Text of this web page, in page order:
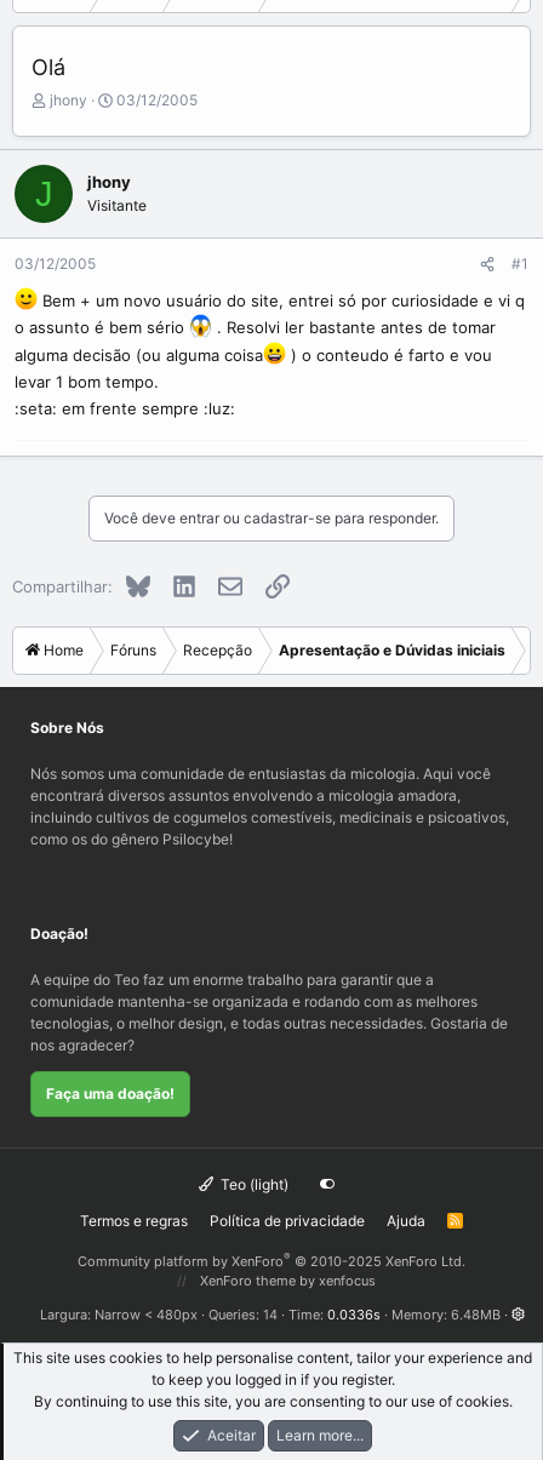
Olá
C
i
a
d
o
o
t
p
i
c
o
jhony
D
t
d
e
c
o
03/12/2005
J jhony
Visitante
03/12/2005 #1
Bem + um novo usuário do site, entrei só por curiosidade e vi q
o assunto é bem sério
. Resolvi ler bastante antes de tomar
alguma decisão (ou alguma coisa
) o conteudo é farto e vou
levar 1 bom tempo.
:seta: em frente sempre :luz:
Você deve entrar ou cadastrar-se para responder.
Compartilhar: BlueskyLinkedInE-mailLink
Home Fóruns Recepção Apresentação e Dúvidas iniciais
Sobre Nós
Nós somos uma comunidade de entusiastas da micologia. Aqui você
encontrará diversos assuntos envolvendo a micologia amadora,
incluindo cultivos de cogumelos comestíveis, medicinais e psicoativos,
como os do gênero Psilocybe!
Doação!
A equipe do Teo faz um enorme trabalho para garantir que a
comunidade mantenha-se organizada e rodando com as melhores
tecnologias, o melhor design, e todas outras necessidades. Gostaria de
nos agradecer?
Faça uma doação!
Teo (light)
Termos e regras
Política de privacidade Ajuda
R
Community platform by XenForo® © 2010-2025 XenForo Ltd.
XenForo theme by xenfocus
Largura
Queries 14 Time 0.0336s Memory 6.48MB
This site uses cookies to help personalise content, tailor your experience and
to keep you logged in if you register.
By continuing to use this site, you are consenting to our use of cookies.
Aceitar
Learn more...